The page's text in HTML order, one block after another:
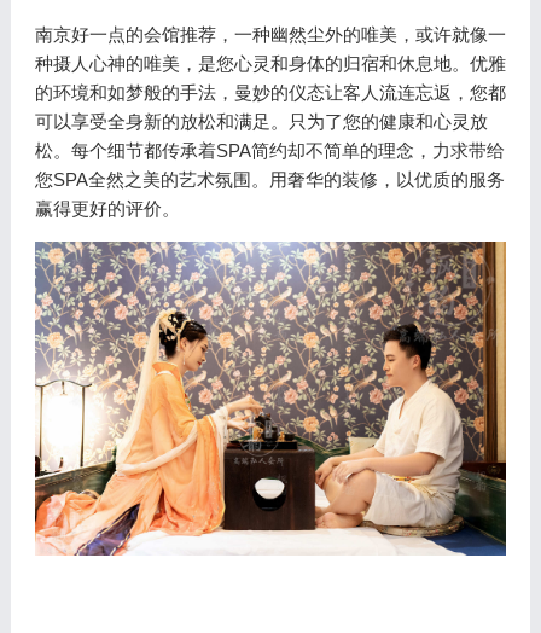
南京好一点的会馆推荐，一种幽然尘外的唯美，或许就像一
种摄人心神的唯美，是您心灵和身体的归宿和休息地。优雅
的环境和如梦般的手法，曼妙的仪态让客人流连忘返，您都
可以享受全身新的放松和满足。只为了您的健康和心灵放
松。每个细节都传承着SPA简约却不简单的理念，力求带给
您SPA全然之美的艺术氛围。用奢华的装修，以优质的服务
赢得更好的评价。